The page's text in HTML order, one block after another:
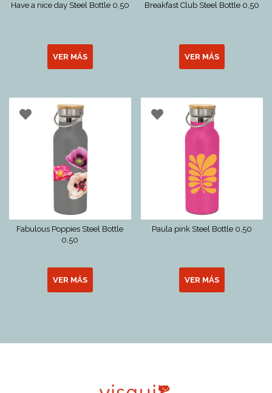
Have a nice day Steel Bottle 0,50
VER MÁS
Breakfast Club Steel Bottle 0,50
VER MÁS
Fabulous Poppies Steel Bottle
0,50
VER MÁS
Paula pink Steel Bottle 0,50
VER MÁS